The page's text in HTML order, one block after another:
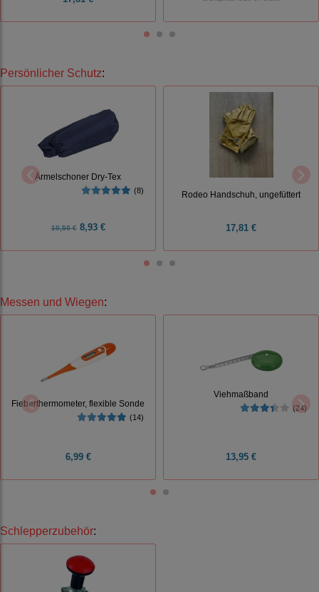
Persönlicher Schutz:
Ärmelschoner Dry-Tex
(8)
10,50 €8,93 €
Rodeo Handschuh, ungefüttert
17,81 €
Messen und Wiegen:
Fieberthermometer, flexible Sonde
(14)
6,99 €
Viehmaßband
(24)
13,95 €
Schlepperzubehör: